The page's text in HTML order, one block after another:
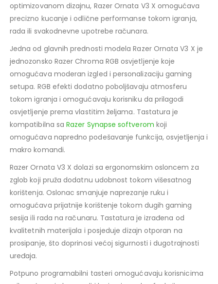
optimizovanom dizajnu, Razer Ornata V3 X omogućava
precizno kucanje i odlične performanse tokom igranja,
rada ili svakodnevne upotrebe računara.
Jedna od glavnih prednosti modela Razer Ornata V3 X je
jednozonsko Razer Chroma RGB osvjetljenje koje
omogućava moderan izgled i personalizaciju gaming
setupa. RGB efekti dodatno poboljšavaju atmosferu
tokom igranja i omogućavaju korisniku da prilagodi
osvjetljenje prema vlastitim željama. Tastatura je
kompatibilna saRazer Synapse softverom koji
omogućava napredno podešavanje funkcija, osvjetljenja i
makro komandi.
Razer Ornata V3 X dolazi sa ergonomskim osloncem za
zglob koji pruža dodatnu udobnost tokom višesatnog
korištenja. Oslonac smanjuje naprezanje ruku i
omogućava prijatnije korištenje tokom dugih gaming
sesija ili rada na računaru. Tastatura je izrađena od
kvalitetnih materijala i posjeduje dizajn otporan na
prosipanje, što doprinosi većoj sigurnosti i dugotrajnosti
uređaja.
Potpuno programabilni tasteri omogućavaju korisnicima